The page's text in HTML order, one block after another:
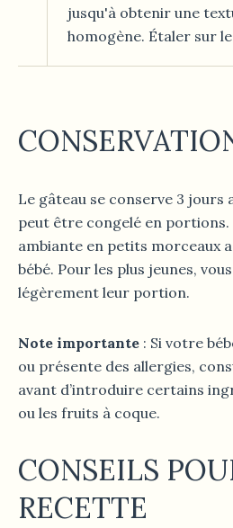
jusqu'à obtenir une
homogène. Étaler sur
Le gâteau se conserve 3
peut être congelé en
ambiante en petits morceaux
bébé. Pour les plus jeunes,
légèrement leur portion.
Note importante : Si votre
ou présente des allergies,
avant d’introduire certains
ou les fruits à coque.
CONSEILS
RECETTE